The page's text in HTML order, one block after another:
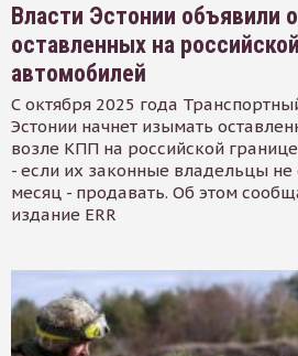
Власти Эстонии объявили
оставленных на
автомобилей
С октября 2025 года
Эстонии начнет изымать
возле КПП на российской
- если их законные владельцы не
месяц - продавать. Об этом
издание ERR